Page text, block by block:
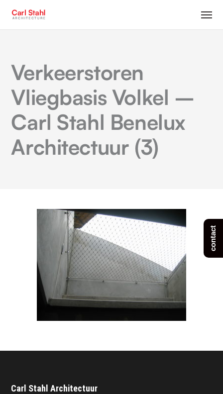
Verkeerstoren
Vliegbasis Volkel –
Carl Stahl Benelux
Architectuur (3)
Carl Stahl Architectuur
contact